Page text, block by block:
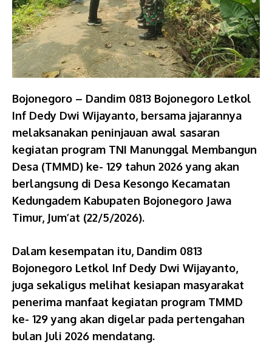
Bojonegoro – Dandim 0813 Bojonegoro Letkol
Inf Dedy Dwi Wijayanto, bersama jajarannya
melaksanakan peninjauan awal sasaran
kegiatan program TNI Manunggal Membangun
Desa (TMMD) ke- 129 tahun 2026 yang akan
berlangsung di Desa Kesongo Kecamatan
Kedungadem Kabupaten Bojonegoro Jawa
Timur, Jum’at (22/5/2026).
Dalam kesempatan itu, Dandim 0813
Bojonegoro Letkol Inf Dedy Dwi Wijayanto,
juga sekaligus melihat kesiapan masyarakat
penerima manfaat kegiatan program TMMD
ke- 129 yang akan digelar pada pertengahan
bulan Juli 2026 mendatang.